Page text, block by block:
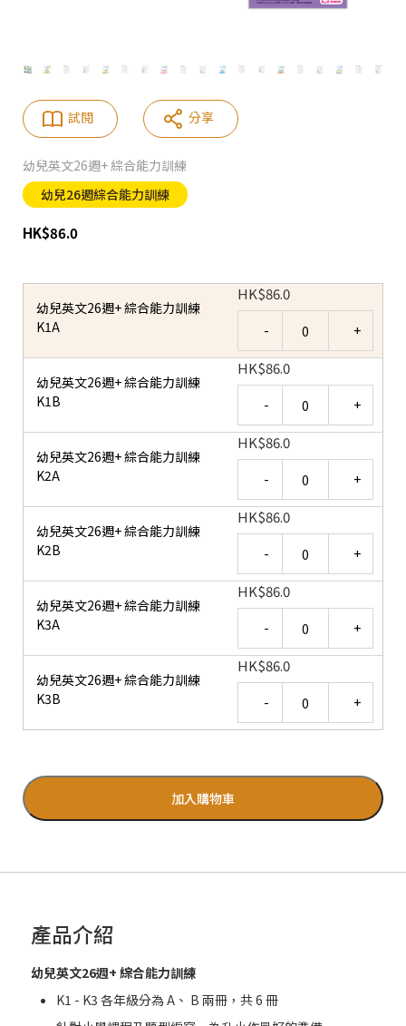
幼兒英文26週+ 綜合能力訓練
幼兒26週綜合能力訓練
HK$86.0
幼兒英文26週+ 綜合能力訓練
K1A
HK$86.0
幼兒英文26週+ 綜合能力訓練
K1B
HK$86.0
幼兒英文26週+ 綜合能力訓練
K2A
HK$86.0
幼兒英文26週+ 綜合能力訓練
K2B
HK$86.0
幼兒英文26週+ 綜合能力訓練
K3A
HK$86.0
幼兒英文26週+ 綜合能力訓練
K3B
HK$86.0
加入購物車
試閱 分享
產品介紹
幼兒英文26週+ 綜合能力訓練
K1 - K3 各年級分為 A、 B 兩冊，共 6 冊